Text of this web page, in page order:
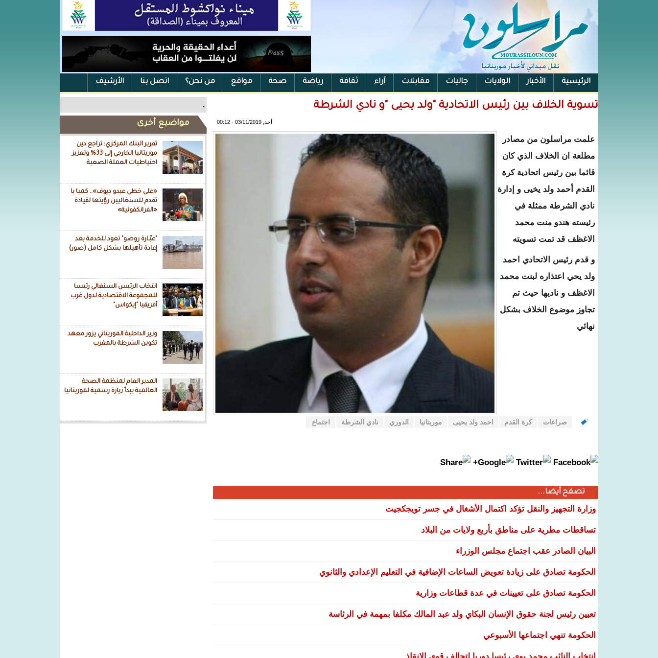
الرئيسية الأخبار الولايات جاليات مقابلات آراء ثقافة رياضة صحة مواقع من نحن؟ اتصل بنا الأرشيف
الفيس بوك .
مواضيع أخرى
تقرير البنك المركزي: تراجع دين
موريتانيا الخارجي إلى 33% وتعزيز
احتياطيات العملة الصعبة
«على خطى عبدو ديوف».. كمبا با
تقدم للسنغاليين رؤيتها لقيادة
«الفرانكفونية»
"عبّـارة روصو" تعود للخدمة بعد
إعادة تأهيلها بشكل كامل (صور)
انتخاب الرئيس السنغالي رئيسا
للمجموعة الاقتصادية لدول غرب
أفريقيا "إيكواس"
وزير الداخلية الموريتاني يزور معهد
تكوين الشرطة بالمغرب
المدير العام لمنظمة الصحة
العالمية يبدأ زيارة رسمية لموريتانيا
تسوية الخلاف بين رئيس الاتحادية "ولد يحيى "و نادي الشرطة
أحد, 03/11/2019 - 00:12
علمت مراسلون من مصادر
مطلعة ان الخلاف الذي كان
قائما بين رئيس اتحادية كرة
القدم أحمد ولد يخيى و إدارة
نادي الشرطة ممثلة في
رئيسته هندو منت محمد
الاغظف قد تمت تسويته
و قدم رئيس الاتحادي احمد
ولد يحي اعتذاره لبنت محمد
الاغظف و ناديها حيث تم
تجاوز موضوع الخلاف بشكل
نهائي
صراعات كرة القدم احمد ولد يحيى موريتانيا الدوري نادي الشرطة اجتماع
تصفح أيضا...
وزارة التجهيز والنقل تؤكد اكتمال الأشغال في جسر تويجكجيت
تساقطات مطرية على مناطق بأربع ولايات من البلاد
البيان الصادر عقب اجتماع مجلس الوزراء
الحكومة تصادق على زيادة تعويض الساعات الإضافية في التعليم الإعدادي والثانوي
الحكومة تصادق على تعيينات في عدة قطاعات وزارية
تعيين رئيس لجنة حقوق الإنسان البكاي ولد عبد المالك مكلفا بمهمة في الرئاسة
الحكومة تنهي اجتماعها الأسبوعي
انتخاب النائب محمد بوي رئيسا دوريا لتحالف قوى الإنقاذ